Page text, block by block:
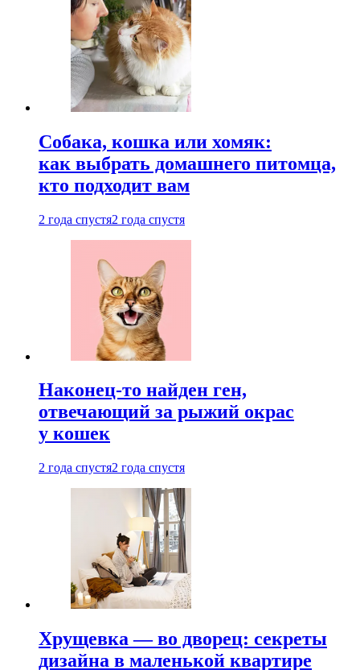
Собака, кошка или хомяк:
как выбрать домашнего питомца,
кто подходит вам
2 года спустя2 года спустя
Наконец-то найден ген,
отвечающий за рыжий окрас
у кошек
2 года спустя2 года спустя
Хрущевка — во дворец: секреты
дизайна в маленькой квартире